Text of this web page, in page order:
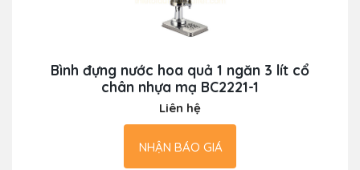
Bình đựng nước hoa quả 1 ngăn 3 lít cổ
chân nhựa mạ BC2221-1
Liên hệ
NHẬN BÁO GIÁ